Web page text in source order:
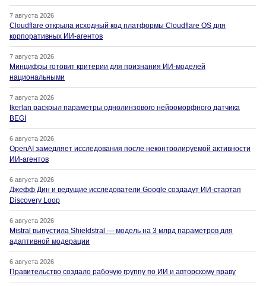
7 августа 2026
Cloudflare открыла исходный код платформы Cloudflare OS для
корпоративных ИИ-агентов
7 августа 2026
Минцифры готовит критерии для признания ИИ-моделей
национальными
7 августа 2026
Ikerlan раскрыл параметры однолинзового нейроморфного датчика
BEGI
6 августа 2026
OpenAI замедляет исследования после неконтролируемой активности
ИИ-агентов
6 августа 2026
Джефф Дин и ведущие исследователи Google создадут ИИ-стартап
Discovery Loop
6 августа 2026
Mistral выпустила Shieldstral — модель на 3 млрд параметров для
адаптивной модерации
6 августа 2026
Правительство создало рабочую группу по ИИ и авторскому праву